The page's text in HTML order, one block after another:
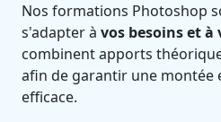
Nos formations Photoshop
s'adapter à vos besoins et
combinent apports
afin de garantir une montée
efficace.